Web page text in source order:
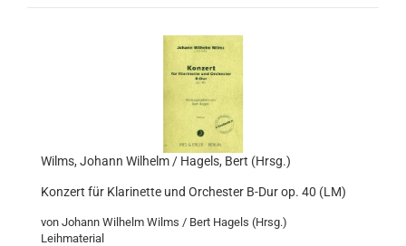
Wilms, Johann Wilhelm / Hagels, Bert (Hrsg.)
Konzert für Klarinette und Orchester B-Dur op. 40 (LM)
von Johann Wilhelm Wilms / Bert Hagels (Hrsg.)
Leihmaterial